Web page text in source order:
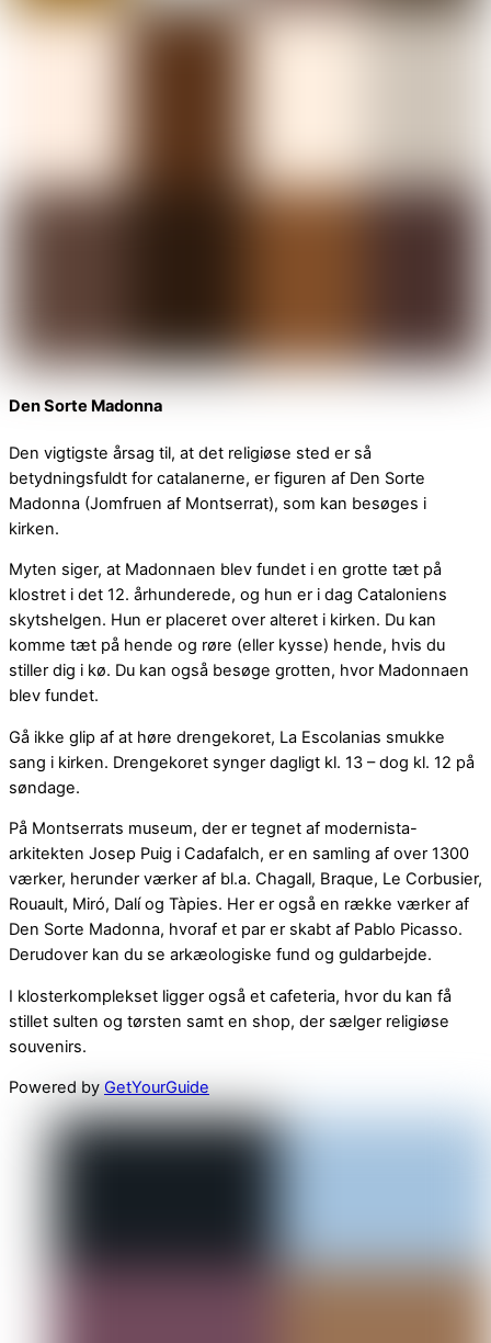
Den Sorte Madonna
Den vigtigste årsag til, at det religiøse sted er så
betydningsfuldt for catalanerne, er figuren af Den Sorte
Madonna (Jomfruen af Montserrat), som kan besøges i
kirken.
Myten siger, at Madonnaen blev fundet i en grotte tæt på
klostret i det 12. århunderede, og hun er i dag Cataloniens
skytshelgen. Hun er placeret over alteret i kirken. Du kan
komme tæt på hende og røre (eller kysse) hende, hvis du
stiller dig i kø. Du kan også besøge grotten, hvor Madonnaen
blev fundet.
Gå ikke glip af at høre drengekoret, La Escolanias smukke
sang i kirken. Drengekoret synger dagligt kl. 13 – dog kl. 12 på
søndage.
På Montserrats museum, der er tegnet af modernista-
arkitekten Josep Puig i Cadafalch, er en samling af over 1300
værker, herunder værker af bl.a. Chagall, Braque, Le Corbusier,
Rouault, Miró, Dalí og Tàpies. Her er også en række værker af
Den Sorte Madonna, hvoraf et par er skabt af Pablo Picasso.
Derudover kan du se arkæologiske fund og guldarbejde.
I klosterkomplekset ligger også et cafeteria, hvor du kan få
stillet sulten og tørsten samt en shop, der sælger religiøse
souvenirs.
Powered by GetYourGuide